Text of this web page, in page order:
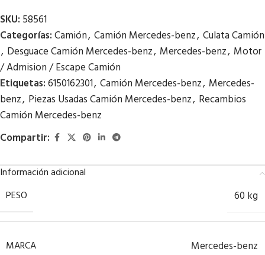
SKU: 58561
Categorías:Camión, Camión Mercedes-benz, Culata Camión
, Desguace Camión Mercedes-benz, Mercedes-benz, Motor
/ Admision / Escape Camión
Etiquetas:6150162301, Camión Mercedes-benz, Mercedes-
benz, Piezas Usadas Camión Mercedes-benz, Recambios
Camión Mercedes-benz
Compartir:
Información adicional
PESO
60 kg
MARCA Mercedes-benz